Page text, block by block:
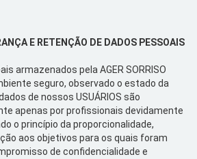
E RETENÇÃO DE DADOS PESSOAIS
armazenados pela AGER SORRISO
seguro, observado o estado da
de nossos USUÁRIOS são
apenas por profissionais devidamente
o princípio da proporcionalidade,
aos objetivos para os quais foram
de confidencialidade e